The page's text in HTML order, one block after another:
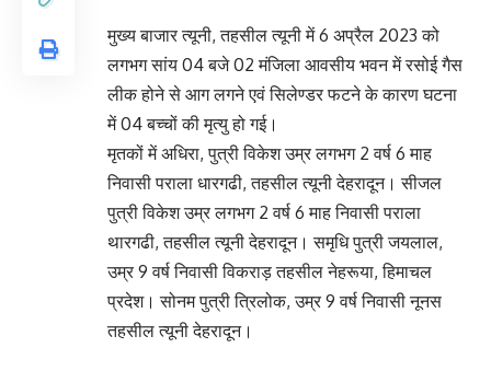
मुख्य बाजार त्यूनी, तहसील त्यूनी में 6 अप्रैल 2023 को
लगभग सांय 04 बजे 02 मंजिला आवसीय भवन में रसोई गैस
लीक होने से आग लगने एवं सिलेण्डर फटने के कारण घटना
में 04 बच्चों की मृत्यु हो गई।
मृतकों में अधिरा, पुत्री विकेश उम्र लगभग 2 वर्ष 6 माह
निवासी पराला धारगढी, तहसील त्यूनी देहरादून। सीजल
पुत्री विकेश उम्र लगभग 2 वर्ष 6 माह निवासी पराला
थारगढी, तहसील त्यूनी देहरादून। समृधि पुत्री जयलाल,
उम्र 9 वर्ष निवासी विकराड़ तहसील नेहरूया, हिमाचल
प्रदेश। सोनम पुत्री त्रिलोक, उम्र 9 वर्ष निवासी नूनस
तहसील त्यूनी देहरादून।